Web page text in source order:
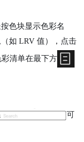
色块显示色彩名
如 LRV 值），点击
清单在最下方
可